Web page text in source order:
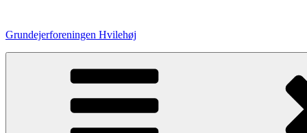
indhold
Grundejerforeningen Hvilehøj